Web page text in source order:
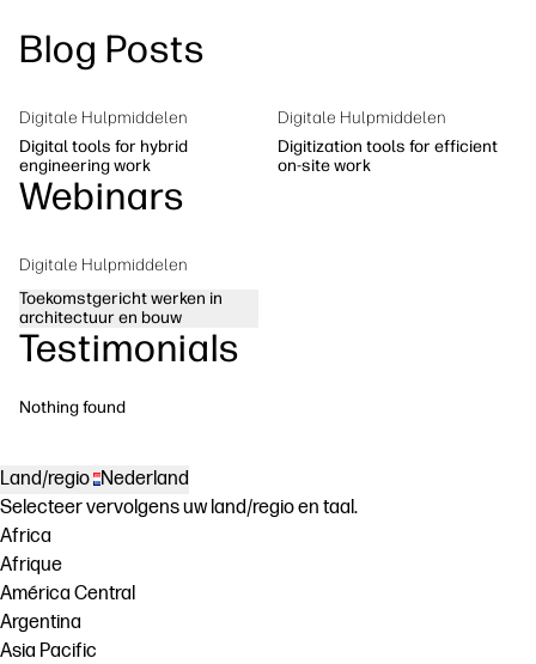
expert
Volg ons
linkedInfacebook
twitteryoutube
Workflowoplossingen
Blog Posts
Digitale Hulpmiddelen
Digital tools for hybrid
engineering work
Digitale Hulpmiddelen
Digitization tools for efficient
on-site work
Webinars
Digitale Hulpmiddelen
Toekomstgericht werken in
architectuur en bouw
Testimonials
Nothing found
Land/regio Nederland
Selecteer vervolgens uw land/regio en taal.
Africa
Afrique
América Central
Argentina
Asia Pacific